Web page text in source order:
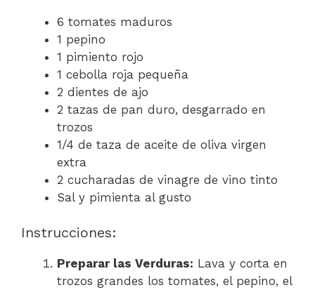
6 tomates maduros
1 pepino
1 pimiento rojo
1 cebolla roja pequeña
2 dientes de ajo
2 tazas de pan duro, desgarrado en
trozos
1/4 de taza de aceite de oliva virgen
extra
2 cucharadas de vinagre de vino tinto
Sal y pimienta al gusto
Instrucciones:
Preparar las Verduras: Lava y corta en
trozos grandes los tomates, el pepino, el